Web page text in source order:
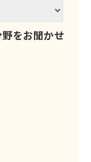
をお聞かせ